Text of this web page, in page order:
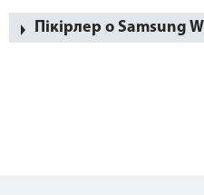
Пікірлер о Samsung